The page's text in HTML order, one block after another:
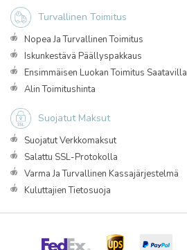
Turvallinen Toimitus
Nopea Ja Turvallinen Toimitus
Iskunkestävä Päällyspakkaus
Ensimmäisen Luokan Toimitus Saatavilla
Alin Toimitushinta
Suojatut Maksut
Suojatut Verkkomaksut
Salattu SSL-Protokolla
Varma Ja Turvallinen Kassajärjestelmä
Kuluttajien Tietosuoja